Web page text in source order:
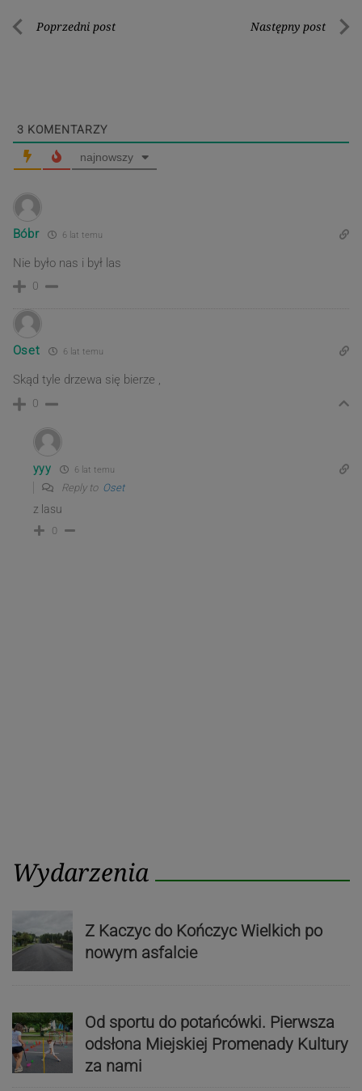
Nawigacja
Poprzedni post Następny post
3 KOMENTARZY
najnowszy
Bóbr 6 lat temu
Nie było nas i był las
0
Oset 6 lat temu
Skąd tyle drzewa się bierze ,
0
yyy 6 lat temu
Reply to Oset
z lasu
0
Wydarzenia
Z Kaczyc do Kończyc Wielkich po
nowym asfalcie
Od sportu do potańcówki. Pierwsza
odsłona Miejskiej Promenady Kultury
za nami